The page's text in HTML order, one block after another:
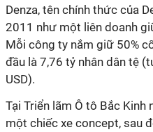
Denza, tên chính thức của
2011 như một liên doanh
Mỗi công ty nắm giữ 50%
đầu là 7,76 tỷ nhân dân tệ
USD).
Tại Triển lãm Ô tô Bắc Kinh
một chiếc xe concept, sau